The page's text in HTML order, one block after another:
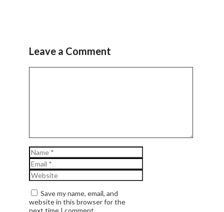
Leave a Comment
Name
Email
Website
Save my name, email, and
website in this browser for the
next time I comment.